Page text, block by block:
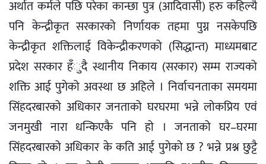
अर्थात कर्मले पछि परेका कान्छा पुत्र (आदिवासी) हरु कहिल्यै
पनि केन्द्रीकृत सरकारको निर्णायक तहमा पुग्न नसकेपछि
केन्द्रीकृत शक्तिलाई विकेन्द्रीकरणको (सिद्धान्त) माध्यमबाट
प्रदेश सरकार हँुदै स्थानीय निकाय (सरकार) सम्म राज्यको
शक्ति आई पुगेको अवस्था छ अहिले । निर्वाचनताका समयमा
सिंहदरबारको अधिकार जनताको घरघरमा भन्ने लोकप्रिय एवं
जनमुखी नारा धन्किएकै पनि हो । जनताको घर–घरमा
सिंहदरबारको अधिकार के कति आई पुगेको छ ? भन्ने प्रश्न छुट्टै